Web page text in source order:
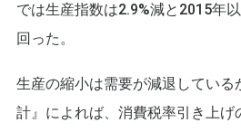
では生産指数は2.9%減と2015年
回った。
生産の縮小は需要が減退している
計』によれば、消費税率引き上げ